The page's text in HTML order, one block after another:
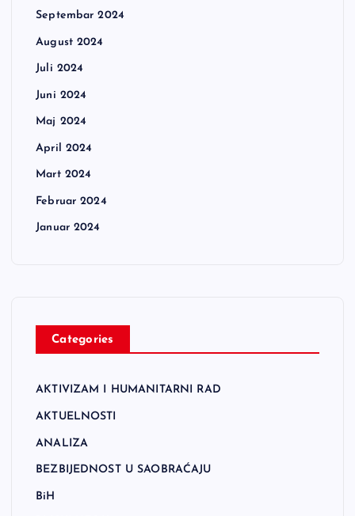
Septembar 2024
August 2024
Juli 2024
Juni 2024
Maj 2024
April 2024
Mart 2024
Februar 2024
Januar 2024
Categories
AKTIVIZAM I HUMANITARNI RAD
AKTUELNOSTI
ANALIZA
BEZBIJEDNOST U SAOBRAĆAJU
BiH